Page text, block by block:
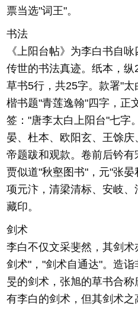
票当选"词王"。
书法
《上阳台帖》为李白书自
传世的书法真迹。纸本，纵
草书5行，共25字。款署"
楷书题"青莲逸翰"四字，正
签："唐李太白上阳台"七字
晏、杜本、欧阳玄、王馀
帝题跋和观款。卷前后钤有
贾似道"秋壑图书"，元"张
项元汴，清梁清标、安岐
藏印。
剑术
李白不仅文采斐然，其剑
剑术"，"剑术自通达"。造
旻的剑术，张旭的草书合
有李白的剑术，但其剑术